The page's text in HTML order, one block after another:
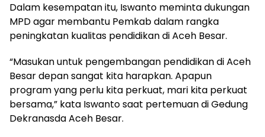
Dalam kesempatan itu, Iswanto meminta dukungan
MPD agar membantu Pemkab dalam rangka
peningkatan kualitas pendidikan di Aceh Besar.
“Masukan untuk pengembangan pendidikan di Aceh
Besar depan sangat kita harapkan. Apapun
program yang perlu kita perkuat, mari kita perkuat
bersama,” kata Iswanto saat pertemuan di Gedung
Dekranasda Aceh Besar.